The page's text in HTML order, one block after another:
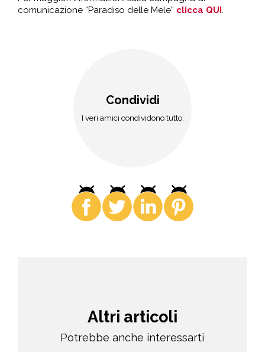
comunicazione “Paradiso delle Mele” clicca QUI.
Condividi
I veri amici condividono tutto.
Altri articoli
Potrebbe anche interessarti